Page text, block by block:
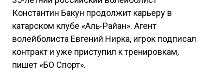
Константин Бакун продолжит карьеру в
катарском клубе «Аль-Райан». Агент
волейболиста Евгений Нирка, игрок подписал
контракт и уже приступил к тренировкам,
пишет «БО Спорт».